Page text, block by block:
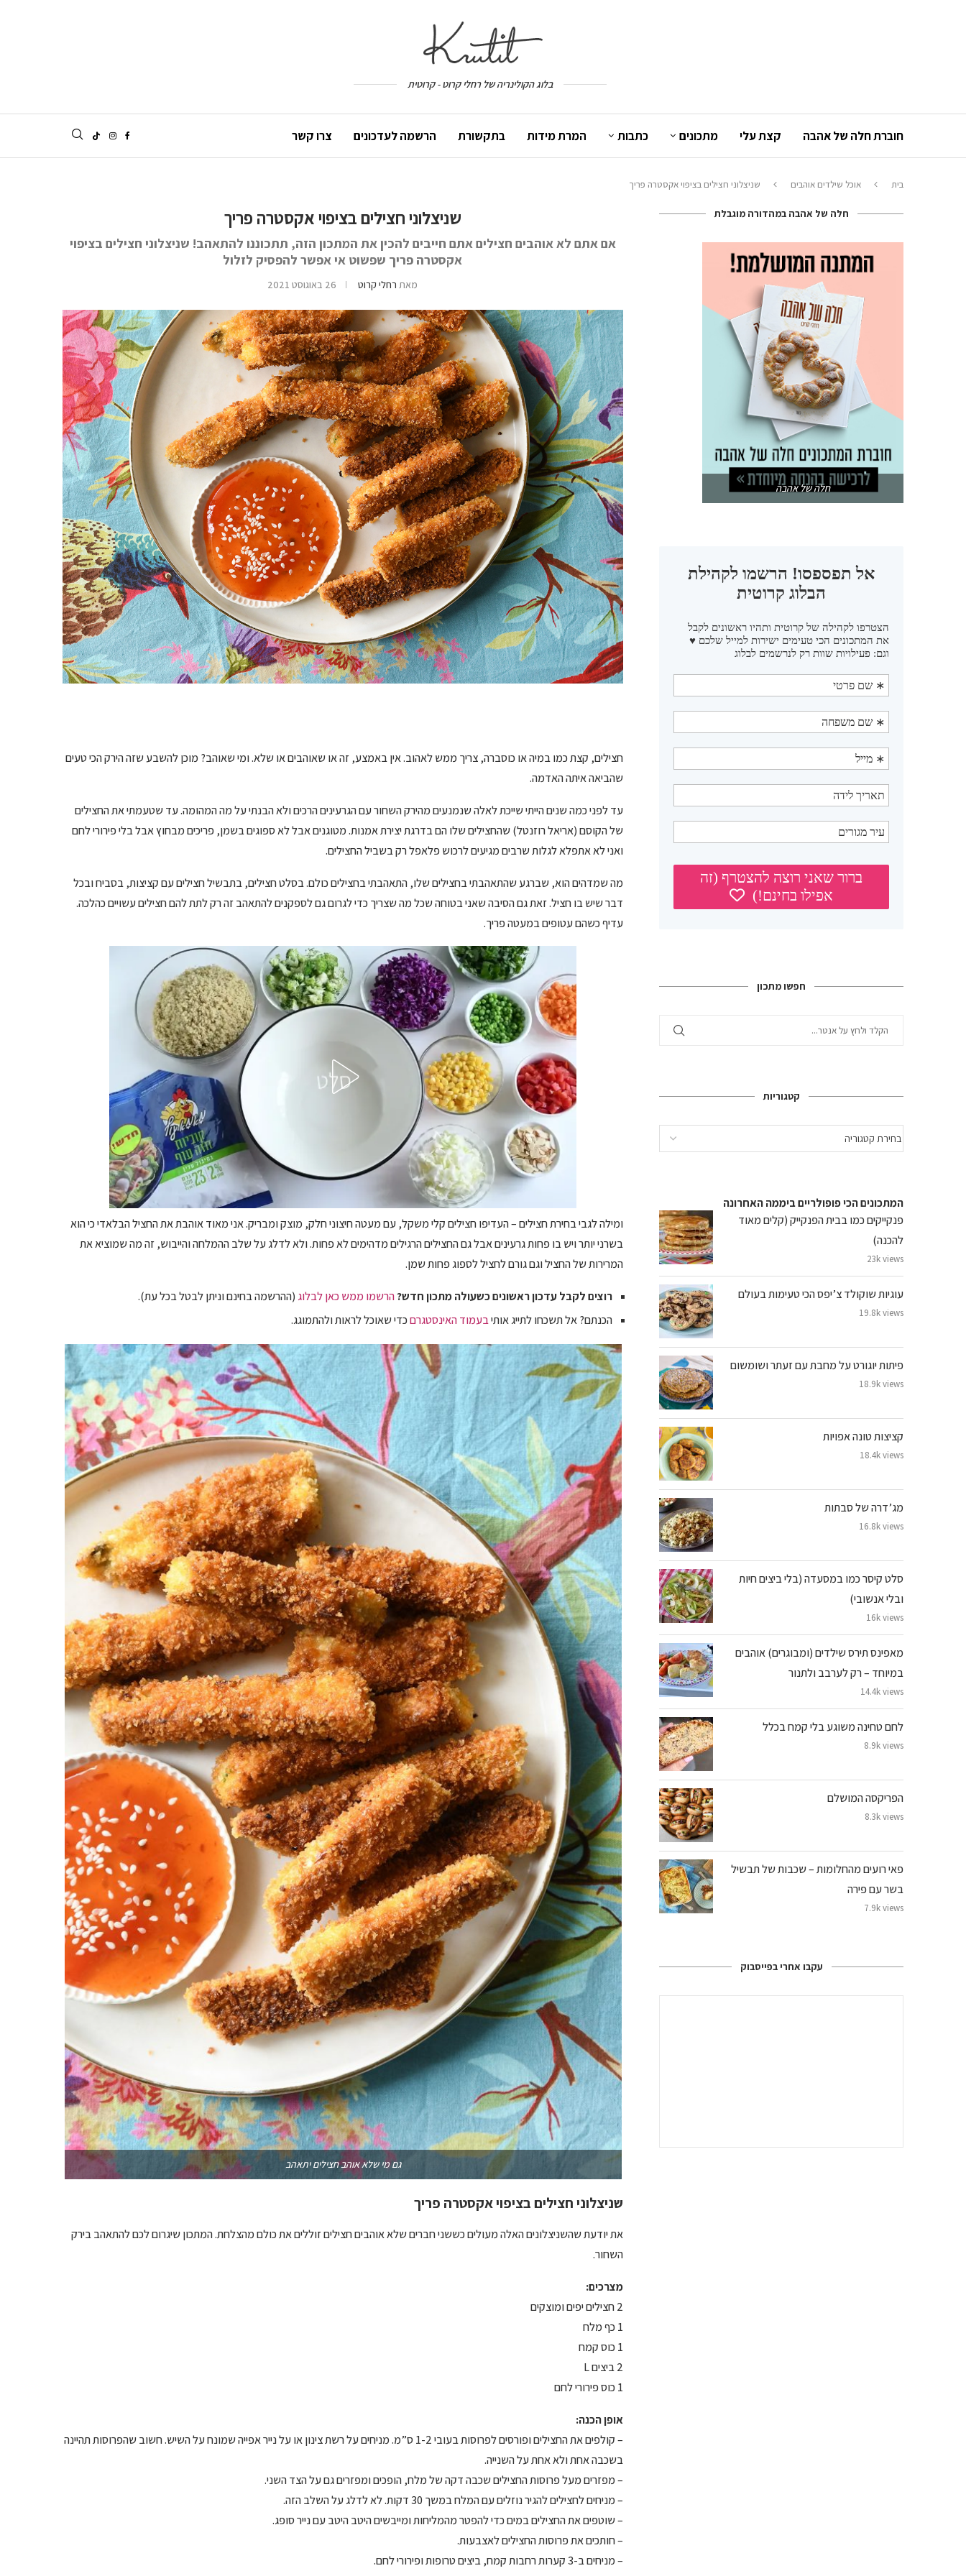
בלוג הקולינריה של רחלי קרוט - קרוטית
חוברת חלה של אהבה קצת עלי מתכונים כתבות המרת מידות בתקשורת הרשמה לעדכונים צרו קשר
בית אוכל שילדים אוהבים שניצלוני חצילים בציפוי אקסטרה פריך
שניצלוני חצילים בציפוי אקסטרה פריך
אם אתם לא אוהבים חצילים אתם חייבים להכין את המתכון הזה, תתכוננו להתאהב! שניצלוני חצילים בציפוי
אקסטרה פריך שפשוט אי אפשר להפסיק לזלול
מאת רחלי קרוט 26 באוגוסט 2021
חצילים, קצת כמו במיה או כוסברה, צריך ממש לאהוב. אין באמצע, זה או שאוהבים או שלא. ומי שאוהב? מוכן להשבע שזה הירק הכי טעים
שהביאה איתה האדמה.
עד לפני כמה שנים הייתי שייכת לאלה שנמנעים מהירק השחור עם הגרעינים הרכים ולא הבנתי על מה המהומה. עד שטעמתי את החצילים
של הקוסם (אריאל רוזנטל) שהחצילים שלו הם בדרגת יצירת אמנות. מטוגנים אבל לא ספוגים בשמן, פריכים מבחוץ אבל בלי פירורי לחם
ואני לא אתפלא לגלות שרבים מגיעים לרכוש פלאפל רק בשביל החצילים.
מה שמדהים הוא, שברגע שהתאהבתי בחצילים שלו, התאהבתי בחצילים כולם. בסלט חצילים, בתבשיל חצילים עם קציצות, בסביח ובכל
דבר שיש בו חציל. זאת גם הסיבה שאני בטוחה שכל מה שצריך כדי לגרום גם לספקנים להתאהב זה רק לתת להם חצילים עשויים כהלכה.
עדיף כשהם עטופים במעטה פריך.
ומילה לגבי בחירת חצילים – העדיפו חצילים קלי משקל, עם מעטה חיצוני חלק, מוצק ומבריק. אני מאוד אוהבת את החציל הבלאדי כי הוא
בשרני יותר ויש בו פחות גרעינים אבל גם החצילים הרגילים מדהימים לא פחות. ולא לדלג על שלב ההמלחה והייבוש, זה מה שמוציא את
המרירות של החציל וגם גורם לחציל לספוג פחות שמן.
רוצים לקבל עדכון ראשונים כשעולה מתכון חדש?הרשמו ממש כאן לבלוג(ההרשמה בחינם וניתן לבטל בכל עת).
הכנתם? אל תשכחו לתייג אותיבעמוד האינסטגרםכדי שאוכל לראות ולהתמוגג.
גם מי שלא אוהב חצילים יתאהב
שניצלוני חצילים בציפוי אקסטרה פריך
את יודעת שהשניצלונים האלה מעולים כששני חברים שלא אוהבים חצילים זוללים את כולם מהצלחת. המתכון שיגרום לכם להתאהב בירק
השחור.
מצרכים:
2 חצילים יפים ומוצקים
1 כף מלח
1 כוס קמח
2 ביצים L
1 כוס פירורי לחם
אופן הכנה:
– קולפים את החצילים ופורסים לפרוסות בעובי 1-2 ס”מ. מניחים על רשת צינון או על נייר אפייה שמונח על השיש. חשוב שהפרוסות תהיינה
בשכבה אחת ולא אחת על השנייה.
– מפזרים מעל פרוסות החצילים שכבה דקה של מלח, הופכים ומפזרים גם על הצד השני.
– מניחים לחצילים להגיר נוזלים עם המלח במשך 30 דקות. לא לדלג על השלב הזה.
– שוטפים את החצילים במים כדי להפטר מהמליחות ומייבשים היטב היטב עם נייר סופג.
– חותכים את פרוסות החצילים לאצבעות.
– מניחים ב-3 קערות רחבות קמח, ביצים טרופות ופירורי לחם.
חלה של אהבה במהדורה מוגבלת
חלה של אהבה
חפשו מתכון
קטגוריות
המתכונים הכי פופולריים ביממה האחרונה
פנקייקים כמו בבית הפנקייק (קלים מאוד
להכנה)
23k views
עוגיות שוקולד צ’יפס הכי טעימות בעולם
19.8k views
פיתות יוגורט על מחבת עם זעתר ושומשום
18.9k views
קציצות טונה אפויות
18.4k views
מג’דרה של סבתות
16.8k views
סלט קיסר כמו במסעדה (בלי ביצים חיות
ובלי אנשובי)
16k views
מאפינס תירס שילדים (ומבוגרים) אוהבים
במיוחד – רק לערבב ולתנור
14.4k views
לחם טחינה משוגע בלי קמח בכלל
8.9k views
הפריקסה המושלם
8.3k views
פאי רועים מהחלומות – שכבות של תבשיל
בשר עם פירה
7.9k views
עקבו אחרי בפייסבוק